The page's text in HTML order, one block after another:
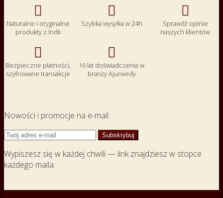

Naturalne i oryginalne
produkty z Indii

Szybka wysyłka w 24h

Sprawdź opinie
naszych klientów

Bezpieczne płatności,
szyfrowane transakcje

16 lat doświadczenia w
branży Ajurwedy
Nowości i promocje na e-mail
Wypiszesz się w każdej chwili — link znajdziesz w stopce
każdego maila.